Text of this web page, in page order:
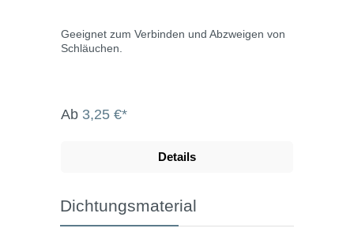
Geeignet zum Verbinden und Abzweigen von
Schläuchen.
Ab 3,25 €*
Details
Dichtungsmaterial